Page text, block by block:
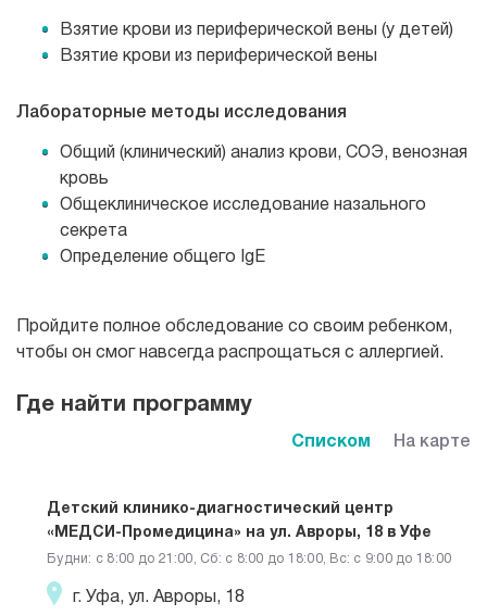
Взятие крови из периферической вены (у детей)
Взятие крови из периферической вены
Лабораторные методы исследования
Общий (клинический) анализ крови, СОЭ, венозная
кровь
Общеклиническое исследование назального
секрета
Определение общего IgE
Пройдите полное обследование со своим ребенком,
чтобы он смог навсегда распрощаться с аллергией.
Списком На карте
Где найти программу
Детский клинико-диагностический центр
«МЕДСИ-Промедицина» на ул. Авроры, 18 в Уфе
Будни: c 8:00 до 21:00, Сб: c 8:00 до 18:00, Вс: c 9:00 до 18:00
г. Уфа, ул. Авроры, 18